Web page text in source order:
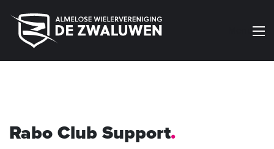
Rabo Club Support